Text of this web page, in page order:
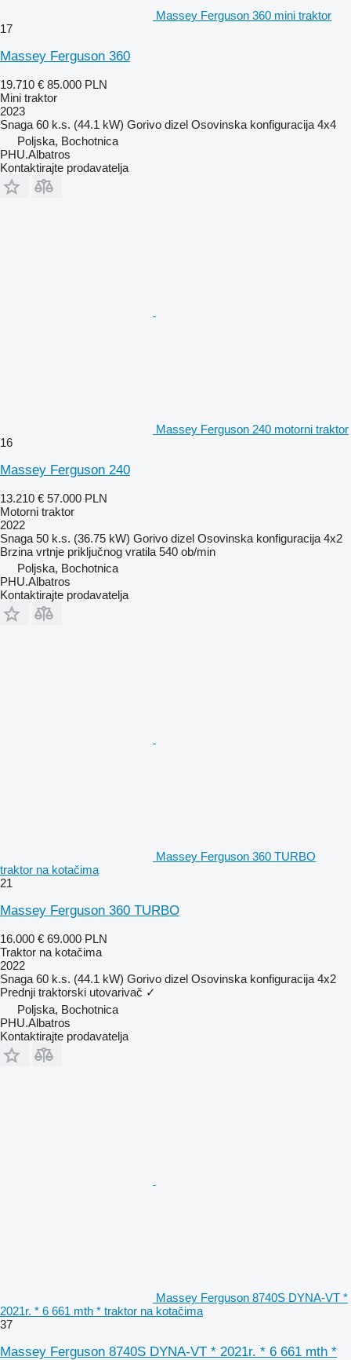
Massey Ferguson 360 mini traktor
17
Massey Ferguson 360
19.710 € 85.000 PLN
Mini traktor
2023
Snaga 60 k.s. (44.1 kW) Gorivo dizel Osovinska konfiguracija 4x4
Poljska, Bochotnica
PHU.Albatros
Kontaktirajte prodavatelja
Massey Ferguson 240 motorni traktor
16
Massey Ferguson 240
13.210 € 57.000 PLN
Motorni traktor
2022
Snaga 50 k.s. (36.75 kW) Gorivo dizel Osovinska konfiguracija 4x2
Brzina vrtnje priključnog vratila 540 ob/min
Poljska, Bochotnica
PHU.Albatros
Kontaktirajte prodavatelja
Massey Ferguson 360 TURBO
traktor na kotačima
21
Massey Ferguson 360 TURBO
16.000 € 69.000 PLN
Traktor na kotačima
2022
Snaga 60 k.s. (44.1 kW) Gorivo dizel Osovinska konfiguracija 4x2
Prednji traktorski utovarivač ✓
Poljska, Bochotnica
PHU.Albatros
Kontaktirajte prodavatelja
Massey Ferguson 8740S DYNA-VT *
2021r. * 6 661 mth * traktor na kotačima
37
Massey Ferguson 8740S DYNA-VT * 2021r. * 6 661 mth *